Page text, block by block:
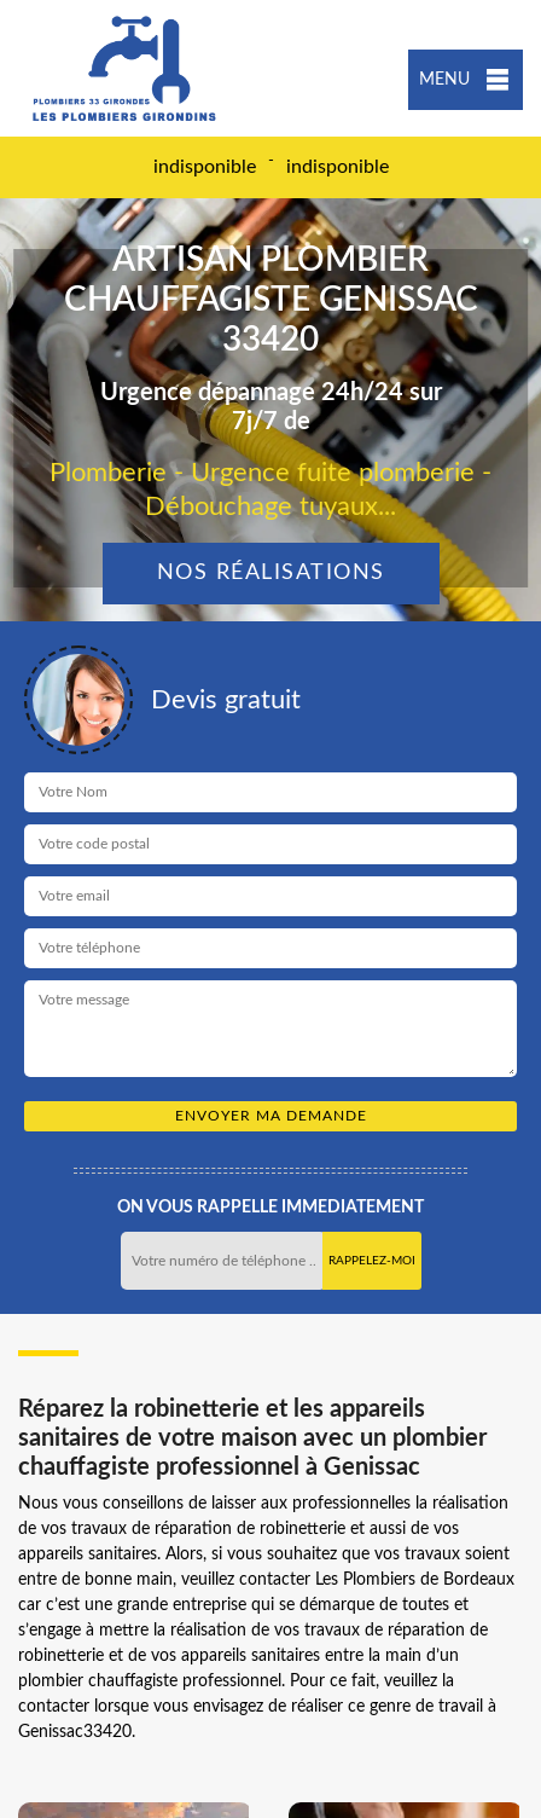
MENU
indisponible - indisponible
ARTISAN PLOMBIER
CHAUFFAGISTE GENISSAC
33420
Urgence dépannage 24h/24 sur
7j/7 de
Plomberie - Urgence fuite plomberie -
Débouchage tuyaux...
NOS RÉALISATIONS
Devis gratuit
ON VOUS RAPPELLE IMMEDIATEMENT
Réparez la robinetterie et les appareils
sanitaires de votre maison avec un plombier
chauffagiste professionnel à Genissac
Nous vous conseillons de laisser aux professionnelles la réalisation
de vos travaux de réparation de robinetterie et aussi de vos
appareils sanitaires. Alors, si vous souhaitez que vos travaux soient
entre de bonne main, veuillez contacter Les Plombiers de Bordeaux
car c’est une grande entreprise qui se démarque de toutes et
s’engage à mettre la réalisation de vos travaux de réparation de
robinetterie et de vos appareils sanitaires entre la main d’un
plombier chauffagiste professionnel. Pour ce fait, veuillez la
contacter lorsque vous envisagez de réaliser ce genre de travail à
Genissac33420.